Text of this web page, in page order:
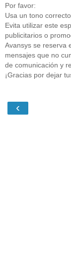
Por favor:
Usa un tono
Evita utilizar este
publicitarios o
Avansys se reserva
mensajes que no
de comunicación y
¡Gracias por dejar
‹